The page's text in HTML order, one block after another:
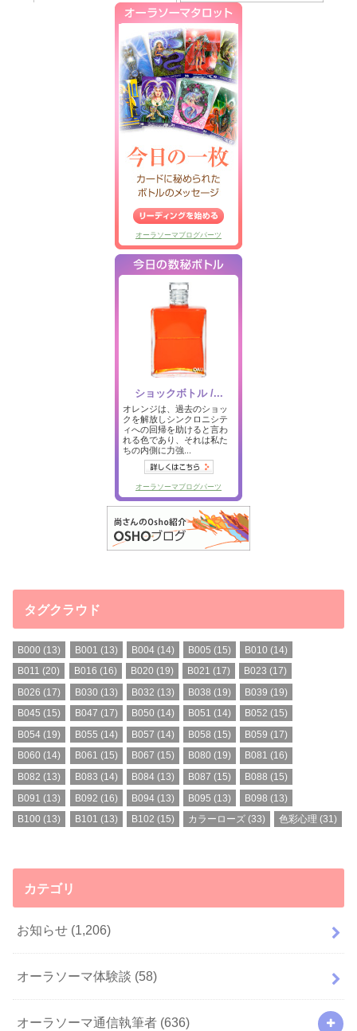
タグクラウド
B000 (13) B001 (13) B004(14) B005 (15) B010 (14)
B011 (20) B016 (16) B020 (19) B021 (17) B023 (17)
B026 (17) B030 (13) B032 (13) B038 (19) B039 (19)
B045 (15) B047 (17) B050 (14) B051 (14) B052 (15)
B054 (19) B055 (14) B057 (14) B058 (15) B059 (17)
B060 (14) B061 (15) B067 (15) B080 (19) B081 (16)
B082 (13) B083 (14) B084(13) B087 (15) B088 (15)
B091 (13) B092 (16) B094(13) B095 (13) B098 (13)
B100 (13) B101 (13) B102 (15) カラーローズ (33) 色彩心理 (31)
カテゴリ
お知らせ (1,206)
オーラソーマ体験談 (58)
オーラソーマ通信執筆者 (636)